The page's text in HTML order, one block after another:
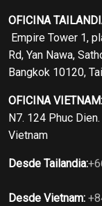
OFICINA
Empire Tower 1,
Rd, Yan Nawa,
Bangkok 10120,
OFICINA VIETNAM:
N7. 124 Phuc
Vietnam
Desde Tailandia:
Desde Vietnam: